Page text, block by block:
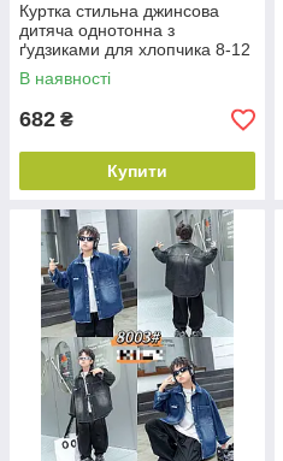
Куртка стильна джинсова
дитяча однотонна з
ґудзиками для хлопчика 8-12
років, колір уточнюйте під час
замовлення
В наявності
682 ₴
Купити